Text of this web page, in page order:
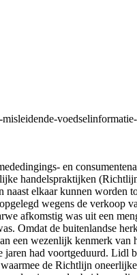
en
handelspraktijken
elkaar kunnen worden
wegens de verkoop
afkomstig was uit een
Omdat de buitenlandse
een wezenlijk kenmerk van
had voortgeduurd. Lidl
de Richtlijn